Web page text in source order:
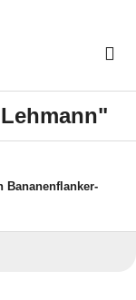
Bananenflanker-